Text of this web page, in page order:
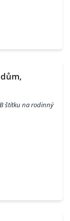
štítku na rodinný